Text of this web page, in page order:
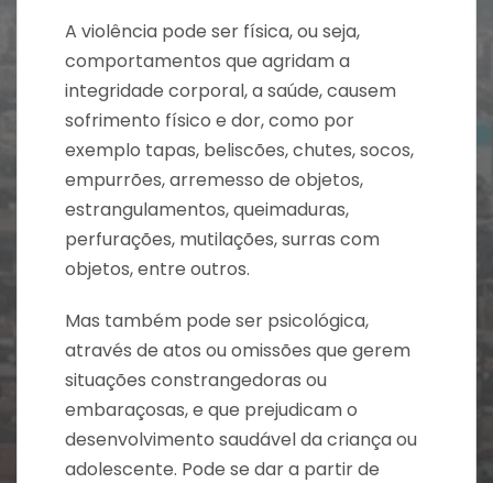
A violência pode ser física, ou seja,
comportamentos que agridam a
integridade corporal, a saúde, causem
sofrimento físico e dor, como por
exemplo tapas, beliscões, chutes, socos,
empurrões, arremesso de objetos,
estrangulamentos, queimaduras,
perfurações, mutilações, surras com
objetos, entre outros.
Mas também pode ser psicológica,
através de atos ou omissões que gerem
situações constrangedoras ou
embaraçosas, e que prejudicam o
desenvolvimento saudável da criança ou
adolescente. Pode se dar a partir de